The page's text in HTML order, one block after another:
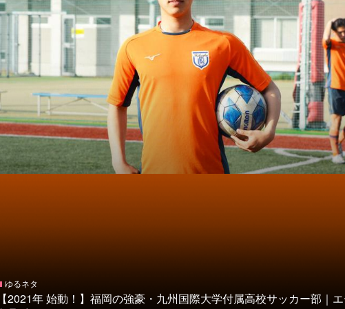
ゆるネタ
【2021年 始動！】福岡の強豪・九州国際大学付属高校サッカー部｜